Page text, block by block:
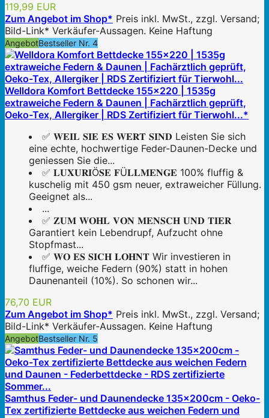
119,99 EUR
Zum Angebot im Shop* Preis inkl. MwSt., zzgl. Versand;
Bild-Link* Verkäufer-Aussagen. Keine Haftung
AngebotBestseller Nr. 4
Welldora Komfort Bettdecke 155x220 | 1535g
extraweiche Federn & Daunen | Fachärztlich geprüft,
Oeko-Tex, Allergiker | RDS Zertifiziert für Tierwohl...*
✅ 𝐖𝐄𝐈𝐋 𝐒𝐈𝐄 𝐄𝐒 𝐖𝐄𝐑𝐓 𝐒𝐈𝐍𝐃 Leisten Sie sich
eine echte, hochwertige Feder-Daunen-Decke und
geniessen Sie die...
✅ 𝐋𝐔𝐗𝐔𝐑𝐈Ö𝐒𝐄 𝐅Ü𝐋𝐋𝐌𝐄𝐍𝐆𝐄 100% fluffig &
kuschelig mit 450 gsm neuer, extraweicher Füllung.
Geeignet als...
...
✅ 𝐙𝐔𝐌 𝐖𝐎𝐇𝐋 𝐕𝐎𝐍 𝐌𝐄𝐍𝐒𝐂𝐇 𝐔𝐍𝐃 𝐓𝐈𝐄𝐑
Garantiert kein Lebendrupf, Aufzucht ohne
Stopfmast...
✅ 𝐖𝐎 𝐄𝐒 𝐒𝐈𝐂𝐇 𝐋𝐎𝐇𝐍𝐓 Wir investieren in
fluffige, weiche Federn (90%) statt in hohen
Daunenanteil (10%). So schonen wir...
76,70 EUR
Zum Angebot im Shop* Preis inkl. MwSt., zzgl. Versand;
Bild-Link* Verkäufer-Aussagen. Keine Haftung
AngebotBestseller Nr. 5
Samthus Feder- und Daunendecke 135x200cm - Oeko-
Tex zertifizierte Bettdecke aus weichen Federn und